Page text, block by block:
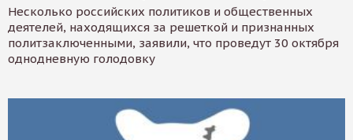
Несколько российских политиков и общественных
деятелей, находящихся за решеткой и признанных
политзаключенными, заявили, что проведут 30 октября
однодневную голодовку